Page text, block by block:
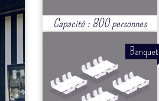
Capacité : 800 personnes
Banquet